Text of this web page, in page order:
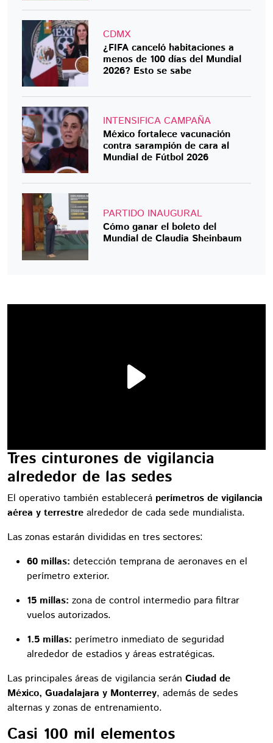
CDMX
¿FIFA canceló habitaciones a
menos de 100 días del Mundial
2026? Esto se sabe
INTENSIFICA CAMPAÑA
México fortalece vacunación
contra sarampión de cara al
Mundial de Fútbol 2026
PARTIDO INAUGURAL
Cómo ganar el boleto del
Mundial de Claudia Sheinbaum
Tres cinturones de vigilancia
alrededor de las sedes
El operativo también establecerá perímetros de vigilancia
aérea y terrestre alrededor de cada sede mundialista.
Las zonas estarán divididas en tres sectores:
60 millas: detección temprana de aeronaves en el
perímetro exterior.
15 millas: zona de control intermedio para filtrar
vuelos autorizados.
1.5 millas: perímetro inmediato de seguridad
alrededor de estadios y áreas estratégicas.
Las principales áreas de vigilancia serán Ciudad de
México, Guadalajara y Monterrey, además de sedes
alternas y zonas de entrenamiento.
Casi 100 mil elementos